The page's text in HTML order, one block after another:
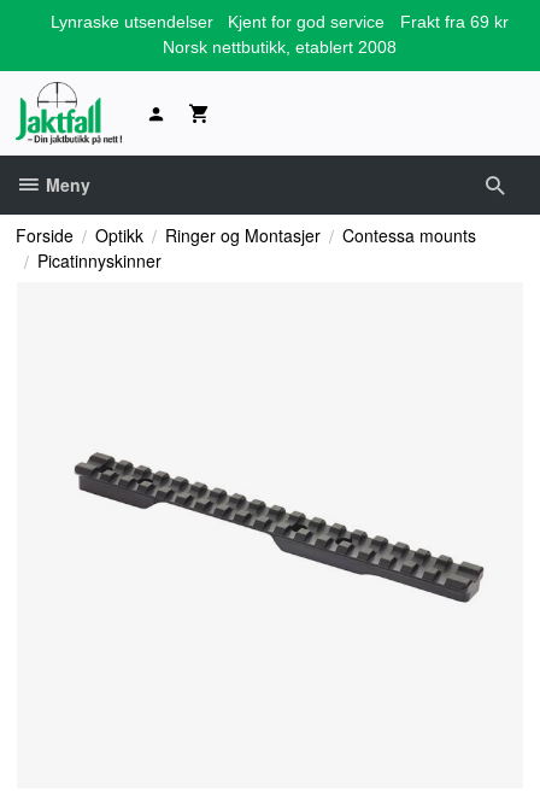
Lynraske utsendelser Kjent for god service
Frakt fra 69 kr
Norsk nettbutikk, etablert 2008
Meny
Forside Optikk Ringer og Montasjer
Contessa mounts
Picatinnyskinner